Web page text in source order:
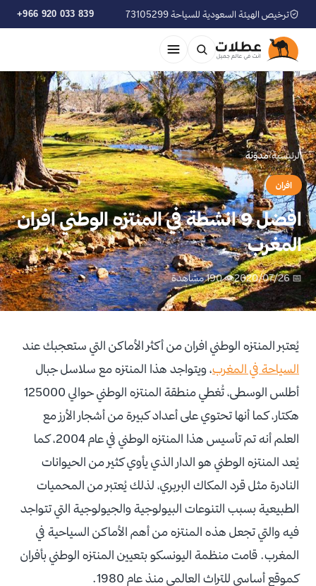
ترخيص الهيئة السعودية للسياحة 73105299 +966 920 033 839
الرئيسية›مدوّنة
افران
افضل 9 انشطة في المنتزه الوطني افران
المغرب
📅 2020/07/26 👁 190 مشاهدة
يُعتبر المنتزه الوطني افران من أكثر الأماكن التي ستعجبك عند
السياحة في المغرب، ويتواجد هذا المنتزه مع سلاسل جبال
أطلس الوسطى، تُغطي منطقة المنتزه الوطني حوالي 125000
هكتار، كما أنها تحتوي على أعداد كبيرة من أشجار الأرز مع
العلم أنه تم تأسيس هذا المنتزه الوطني في عام 2004، كما
يُعد المنتزه الوطني هو الدار الذي يأوي كثير من الحيوانات
النادرة مثل قرد المكاك البربري، لذلك يُعتبر من المحميات
الطبيعية بسبب التنوعات البيولوجية والجيولوجية التي تتواجد
فيه والتي تجعل هذه المنتزه من أهم الأماكن السياحية في
المغرب. قامت منظمة اليونسكو بتعيين المنتزه الوطني بأفران
كموقع أساسي للتراث العالمي منذ عام 1980.